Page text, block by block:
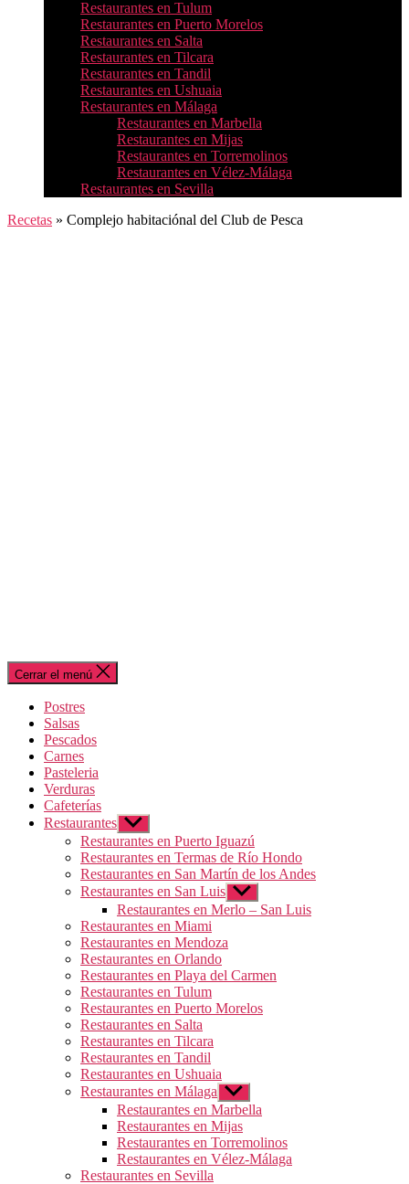
Restaurantes en Tulum
Restaurantes en Puerto Morelos
Restaurantes en Salta
Restaurantes en Tilcara
Restaurantes en Tandil
Restaurantes en Ushuaia
Restaurantes en Málaga
Restaurantes en Marbella
Restaurantes en Mijas
Restaurantes en Torremolinos
Restaurantes en Vélez-Málaga
Restaurantes en Sevilla
Recetas » Complejo habitaciónal del Club de Pesca
Cerrar el menú
Postres
Salsas
Pescados
Carnes
Pasteleria
Verduras
Cafeterías
Restaurantes Mostrar
el
submenú
Restaurantes en Puerto Iguazú
Restaurantes en Termas de Río Hondo
Restaurantes en San Martín de los Andes
Restaurantes en San Luis Mostrar
el
submenú
Restaurantes en Merlo – San Luis
Restaurantes en Miami
Restaurantes en Mendoza
Restaurantes en Orlando
Restaurantes en Playa del Carmen
Restaurantes en Tulum
Restaurantes en Puerto Morelos
Restaurantes en Salta
Restaurantes en Tilcara
Restaurantes en Tandil
Restaurantes en Ushuaia
Restaurantes en Málaga Mostrar
el
submenú
Restaurantes en Marbella
Restaurantes en Mijas
Restaurantes en Torremolinos
Restaurantes en Vélez-Málaga
Restaurantes en Sevilla